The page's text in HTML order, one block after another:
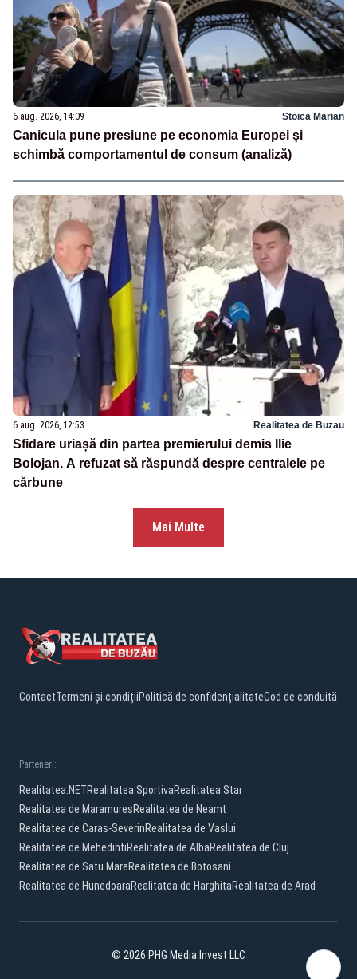
6 aug. 2026, 14:09 Stoica Marian
Canicula pune presiune pe economia Europei și
schimbă comportamentul de consum (analiză)
6 aug. 2026, 12:53 Realitatea de Buzau
Sfidare uriașă din partea premierului demis Ilie
Bolojan. A refuzat să răspundă despre centralele pe
cărbune
Mai Multe
ContactTermeni și condițiiPolitică de confidențialitateCod de conduită
Parteneri:
Realitatea.NETRealitatea SportivaRealitatea Star
Realitatea de MaramuresRealitatea de Neamt
Realitatea de Caras-SeverinRealitatea de Vaslui
Realitatea de MehedintiRealitatea de AlbaRealitatea de Cluj
Realitatea de Satu MareRealitatea de Botosani
Realitatea de HunedoaraRealitatea de HarghitaRealitatea de Arad
© 2026 PHG Media Invest LLC